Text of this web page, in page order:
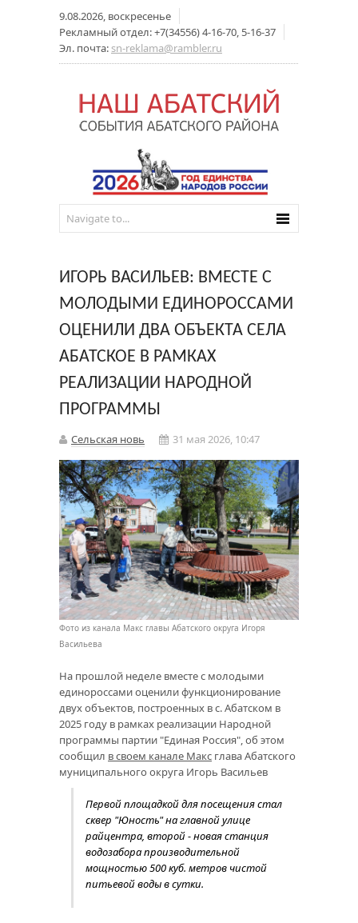
9.08.2026, воскресенье
Рекламный отдел: +7(34556) 4-16-70, 5-16-37
Эл. почта: sn-reklama@rambler.ru
ИГОРЬ ВАСИЛЬЕВ: ВМЕСТЕ С
МОЛОДЫМИ ЕДИНОРОССАМИ
ОЦЕНИЛИ ДВА ОБЪЕКТА СЕЛА
АБАТСКОЕ В РАМКАХ
РЕАЛИЗАЦИИ НАРОДНОЙ
ПРОГРАММЫ
Сельская новь 31 мая 2026, 10:47
Фото из канала Макс главы Абатского округа Игоря
Васильева
На прошлой неделе вместе с молодыми
единороссами оценили функционирование
двух объектов, построенных в с. Абатском в
2025 году в рамках реализации Народной
программы партии "Единая Россия", об этом
сообщил в своем канале Макс глава Абатского
муниципального округа Игорь Васильев
Первой площадкой для посещения стал
сквер "Юность" на главной улице
райцентра, второй - новая станция
водозабора производительной
мощностью 500 куб. метров чистой
питьевой воды в сутки.